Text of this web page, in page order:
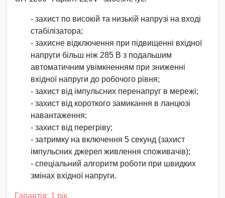
- захист по високій та низькій напрузі на вході
стабілізатора;
- захисне відключення при підвищенні вхідної
напруги більш ніж 285 В з подальшим
автоматичним увімкненням при зниженні
вхідної напруги до робочого рівня;
- захист від імпульсних перенапруг в мережі;
- захист від короткого замикання в ланцюзі
навантаження;
- захист від перегріву;
- затримку на включення 5 секунд (захист
імпульсних джерел живлення споживачів);
- спеціальний алгоритм роботи при швидких
змінах вхідної напруги.
Гарантія: 1 рік.